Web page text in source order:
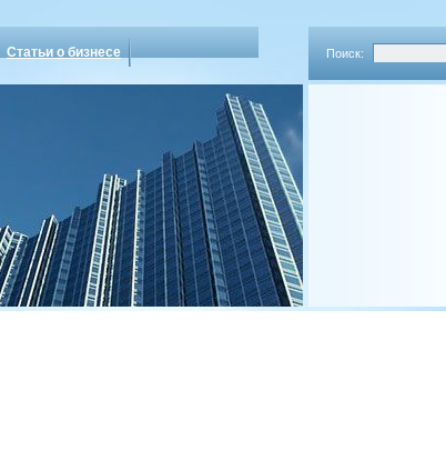
Статьи о бизнесе
Поиск: